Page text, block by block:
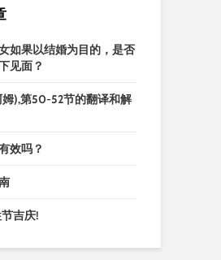
如果以结婚为目的，是否
见面？
),第50-52节的翻译和解
效吗？
吉庆!